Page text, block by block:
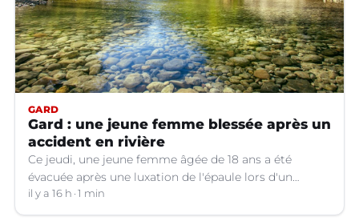
GARD
Gard : une jeune femme blessée après un
accident en rivière
Ce jeudi, une jeune femme âgée de 18 ans a été
évacuée après une luxation de l'épaule lors d'un
plongeon dans une rivière à Saint-André-de-
Valborgne (Gard).
il y a 16 h 1 min